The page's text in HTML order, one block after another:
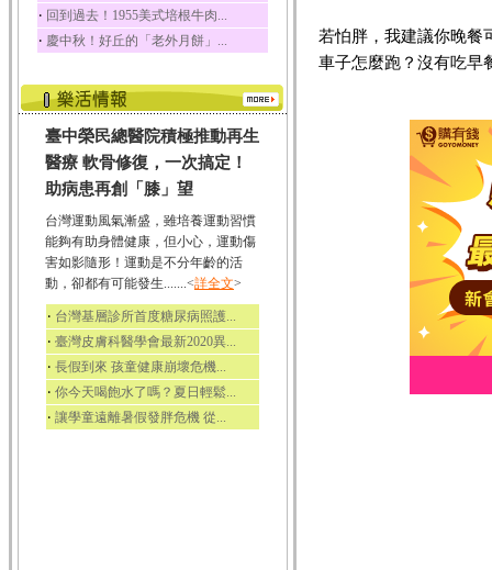
草魚含有維生素A、維生
素C、及豐富的蛋白...
‧ 回到過去！1955美式培根牛肉...
‧ 慶中秋！好丘的「老外月餅」...
臺中榮民總醫院積極推動再生
醫療 軟骨修復，一次搞定！
助病患再創「膝」望
台灣運動風氣漸盛，雖培養運動習慣
能夠有助身體健康，但小心，運動傷
害如影隨形！運動是不分年齡的活
動，卻都有可能發生.......<詳全文>
‧ 台灣基層診所首度糖尿病照護...
‧ 臺灣皮膚科醫學會最新2020異...
‧ 長假到來 孩童健康崩壞危機...
‧ 你今天喝飽水了嗎？夏日輕鬆...
‧ 讓學童遠離暑假發胖危機 從...
若怕胖，我建議你晚餐
車子怎麼跑？沒有吃早